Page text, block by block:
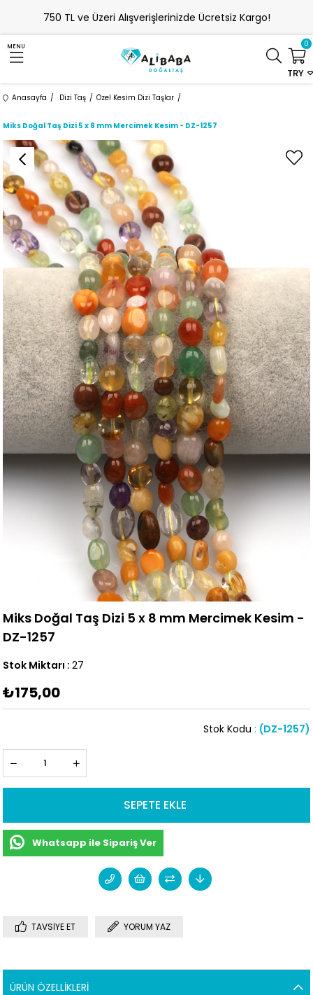
750 TL ve Üzeri Alışverişlerinizde Ücretsiz Kargo!
MENU
TRY
0
Anasayfa Dizi Taş Özel Kesim Dizi Taşlar
Miks Doğal Taş Dizi 5 x 8 mm Mercimek Kesim - DZ-1257
Miks Doğal Taş Dizi 5 x 8 mm Mercimek Kesim -
DZ-1257
Stok Miktarı : 27
₺175,00
(DZ-1257)
Stok Kodu
Whatsapp ile Sipariş Ver
TAVSIYE ET YORUM YAZ
ÜRÜN ÖZELLIKLERI